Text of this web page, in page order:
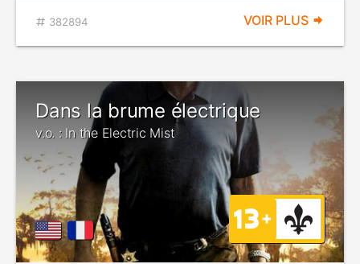
382894 VOIR PLUS
Dans la brume électrique
v.o. : In the Electric Mist